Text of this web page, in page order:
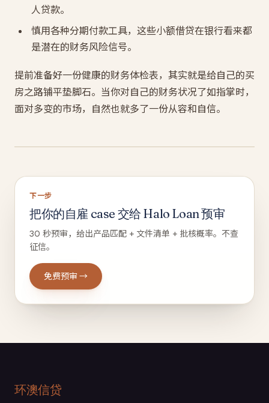
人贷款。
慎用各种分期付款工具，这些小额借贷在银行看来都
是潜在的财务风险信号。
提前准备好一份健康的财务体检表，其实就是给自己的买
房之路铺平垫脚石。当你对自己的财务状况了如指掌时，
面对多变的市场，自然也就多了一份从容和自信。
下一步
把你的自雇 case 交给 Halo Loan 预审
30 秒预审，给出产品匹配 + 文件清单 + 批核概率。不查
征信。
免费预审 →
环澳信贷